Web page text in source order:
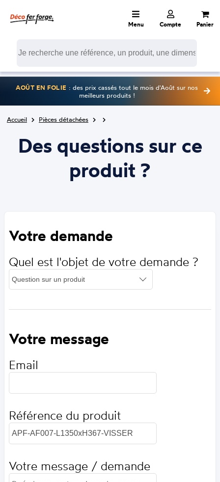
Menu Compte Panier
AOÛT EN FOLIE : des prix cassés tout le mois d'Août sur nos
meilleurs produits !
Accueil Pièces détachées
Des questions sur ce
produit ?
Votre demande
Quel est l'objet de votre demande ?
Votre message
Email
Référence du produit
Votre message / demande